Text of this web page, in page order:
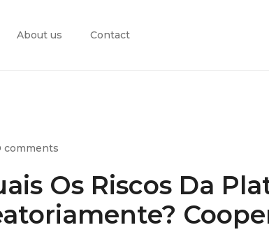
About us Contact
comments
Os Riscos Da